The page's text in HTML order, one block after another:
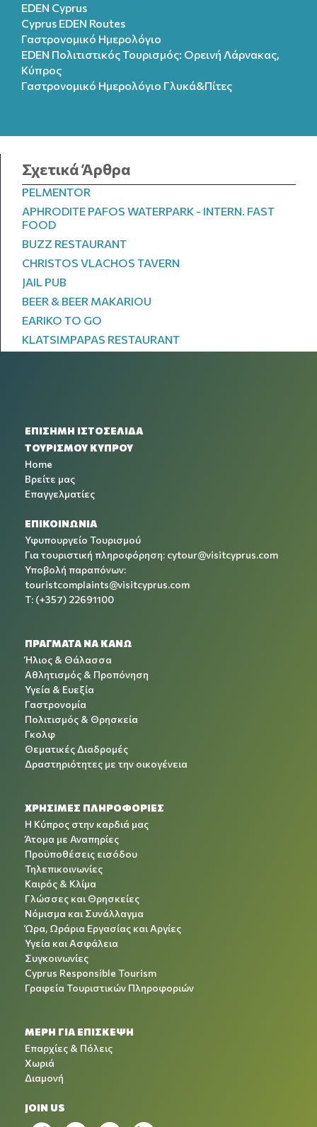
EDEN Cyprus
Cyprus EDEN Routes
Γαστρονομικό Ημερολόγιο
EDEN Πολιτιστικός Τουρισμός: Ορεινή Λάρνακας,
Κύπρος
Γαστρονομικό Ημερολόγιo Γλυκά&Πίτες
Σχετικά Άρθρα
PELMENTOR
APHRODITE PAFOS WATERPARK - INTERN. FAST
FOOD
BUZZ RESTAURANT
CHRISTOS VLACHOS TAVERN
JAIL PUB
BEER & BEER MAKARIOU
EARIKO TO GO
KLATSIMPAPAS RESTAURANT
ΕΠΙΣΗΜΗ ΙΣΤΟΣΕΛΙΔΑ
ΤΟΥΡΙΣΜΟΥ ΚΥΠΡΟΥ
Home
Βρείτε μας
Επαγγελματίες
ΕΠΙΚΟΙΝΩΝΙΑ
Υφυπουργείο Τουρισμού
Για τουριστική πληροφόρηση: cytour@visitcyprus.com
Υποβολή παραπόνων:
touristcomplaints@visitcyprus.com
T: (+357) 22691100
ΠΡΑΓΜΑΤΑ ΝΑ ΚΑΝΩ
Ήλιος & Θάλασσα
Αθλητισμός & Προπόνηση
Υγεία & Ευεξία
Γαστρονομία
Πολιτισμός & Θρησκεία
Γκολφ
Θεματικές Διαδρομές
Δραστηριότητες με την οικογένεια
ΧΡΉΣΙΜΕΣ ΠΛΗΡΟΦΟΡΊΕΣ
Η Κύπρος στην καρδιά μας
Άτομα με Αναπηρίες
Προϋποθέσεις εισόδου
Τηλεπικοινωνίες
Καιρός & Κλίμα
Γλώσσες και Θρησκείες
Νόμισμα και Συνάλλαγμα
Ώρα, Ωράρια Εργασίας και Αργίες
Υγεία και Ασφάλεια
Συγκοινωνίες
Cyprus Responsible Tourism
Γραφεία Τουριστικών Πληροφοριών
ΜΕΡΗ ΓΙΑ ΕΠΙΣΚΕΨΗ
Επαρχίες & Πόλεις
Χωριά
Διαμονή
JOIN US